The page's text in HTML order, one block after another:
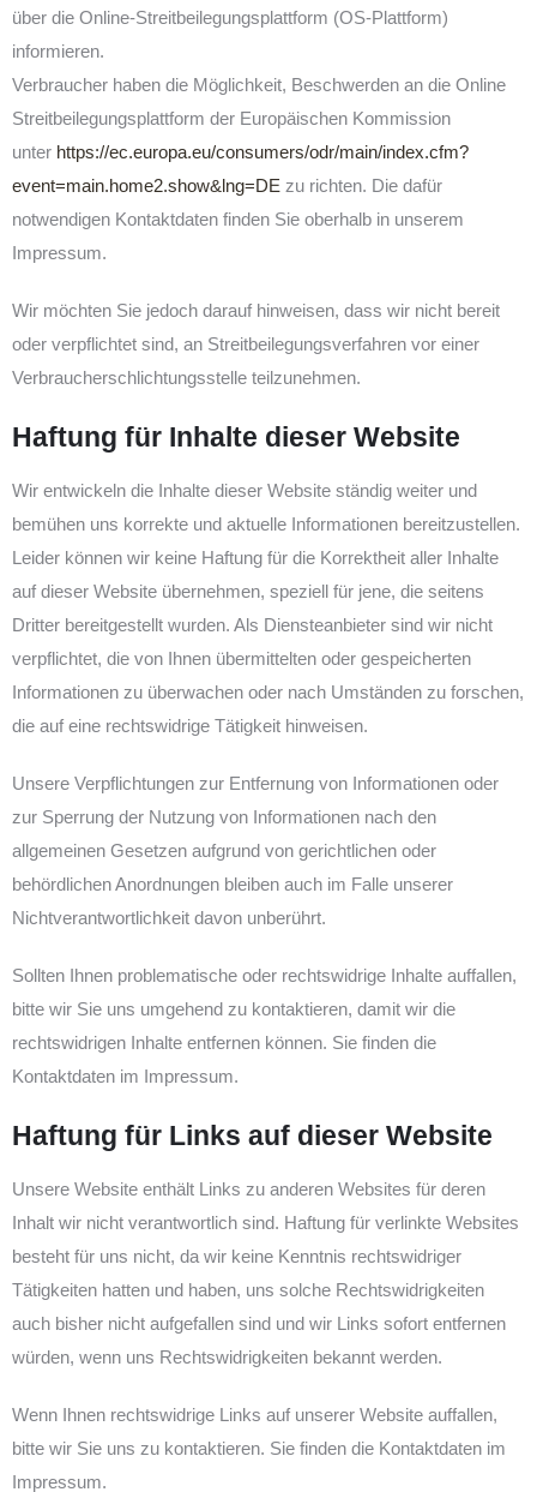
über die Online-Streitbeilegungsplattform (OS-Plattform)
informieren.
Verbraucher haben die Möglichkeit, Beschwerden an die Online
Streitbeilegungsplattform der Europäischen Kommission
unter https://ec.europa.eu/consumers/odr/main/index.cfm?
event=main.home2.show&lng=DE zu richten. Die dafür
notwendigen Kontaktdaten finden Sie oberhalb in unserem
Impressum.
Wir möchten Sie jedoch darauf hinweisen, dass wir nicht bereit
oder verpflichtet sind, an Streitbeilegungsverfahren vor einer
Verbraucherschlichtungsstelle teilzunehmen.
Haftung für Inhalte dieser Website
Wir entwickeln die Inhalte dieser Website ständig weiter und
bemühen uns korrekte und aktuelle Informationen bereitzustellen.
Leider können wir keine Haftung für die Korrektheit aller Inhalte
auf dieser Website übernehmen, speziell für jene, die seitens
Dritter bereitgestellt wurden. Als Diensteanbieter sind wir nicht
verpflichtet, die von Ihnen übermittelten oder gespeicherten
Informationen zu überwachen oder nach Umständen zu forschen,
die auf eine rechtswidrige Tätigkeit hinweisen.
Unsere Verpflichtungen zur Entfernung von Informationen oder
zur Sperrung der Nutzung von Informationen nach den
allgemeinen Gesetzen aufgrund von gerichtlichen oder
behördlichen Anordnungen bleiben auch im Falle unserer
Nichtverantwortlichkeit davon unberührt.
Sollten Ihnen problematische oder rechtswidrige Inhalte auffallen,
bitte wir Sie uns umgehend zu kontaktieren, damit wir die
rechtswidrigen Inhalte entfernen können. Sie finden die
Kontaktdaten im Impressum.
Haftung für Links auf dieser Website
Unsere Website enthält Links zu anderen Websites für deren
Inhalt wir nicht verantwortlich sind. Haftung für verlinkte Websites
besteht für uns nicht, da wir keine Kenntnis rechtswidriger
Tätigkeiten hatten und haben, uns solche Rechtswidrigkeiten
auch bisher nicht aufgefallen sind und wir Links sofort entfernen
würden, wenn uns Rechtswidrigkeiten bekannt werden.
Wenn Ihnen rechtswidrige Links auf unserer Website auffallen,
bitte wir Sie uns zu kontaktieren. Sie finden die Kontaktdaten im
Impressum.